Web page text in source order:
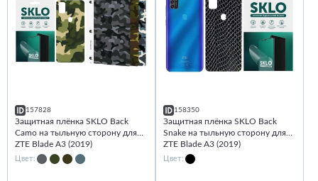
157828
Защитная плёнка SKLO Back
Camo на тыльную сторону для
ZTE Blade A3 (2019)
Цвет:
158350
Защитная плёнка SKLO Back
Snake на тыльную сторону для
ZTE Blade A3 (2019)
Цвет: